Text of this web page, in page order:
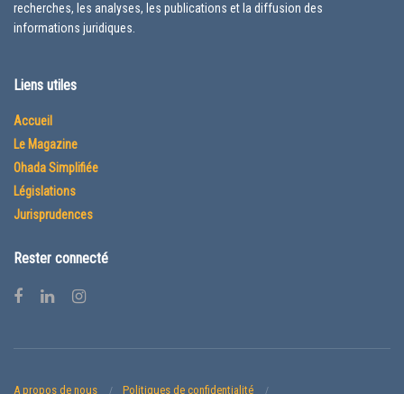
recherches, les analyses, les publications et la diffusion des
informations juridiques.
Liens utiles
Accueil
Le Magazine
Ohada Simplifiée
Législations
Jurisprudences
Rester connecté
A propos de nous Politiques de confidentialité